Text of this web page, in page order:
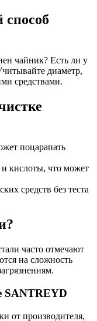
чайник? Есть ли у
диаметр,
средствами.
поцарапать
кислоты, что может
средств без теста
часто отмечают
на сложность
SANTREYD
от производителя,